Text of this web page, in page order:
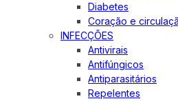
Diabetes
Coração e
INFECÇÕES
Antivirais
Antifúngicos
Antiparasitários
Repelentes